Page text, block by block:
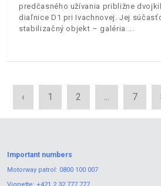
predčasného užívania približne
diaľnice D1 pri Ivachnovej. Jej
stabilizačný objekt – galéria.
‹ 1 2 ... 7
Important numbers
Motorway patrol: 0800 100 007
Vignette: +421 2 32 777 777